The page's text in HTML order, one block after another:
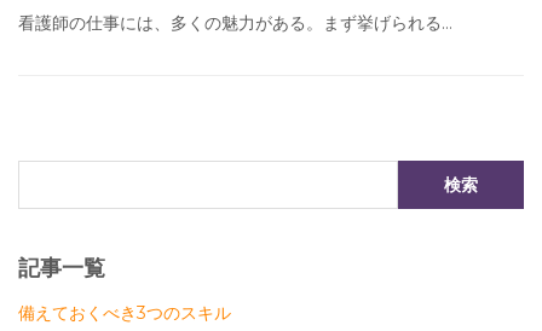
看護師の仕事には、多くの魅力がある。まず挙げられる…
記事一覧
備えておくべき3つのスキル